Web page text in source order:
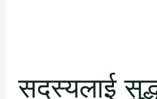
सदस्यलाई
खर्च